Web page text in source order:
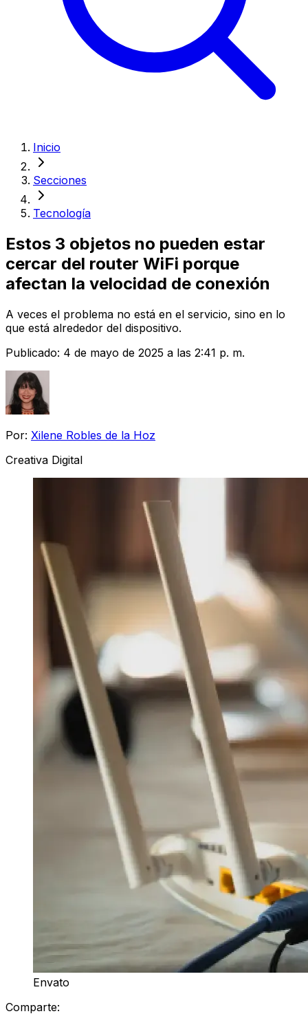
Inicio
Secciones
Tecnología
Estos 3 objetos no pueden estar
cercar del router WiFi porque
afectan la velocidad de conexión
A veces el problema no está en el servicio, sino en lo
que está alrededor del dispositivo.
Publicado: 4 de mayo de 2025 a las 2:41 p. m.
Por: Xilene Robles de la Hoz
Creativa Digital
Envato
Comparte: